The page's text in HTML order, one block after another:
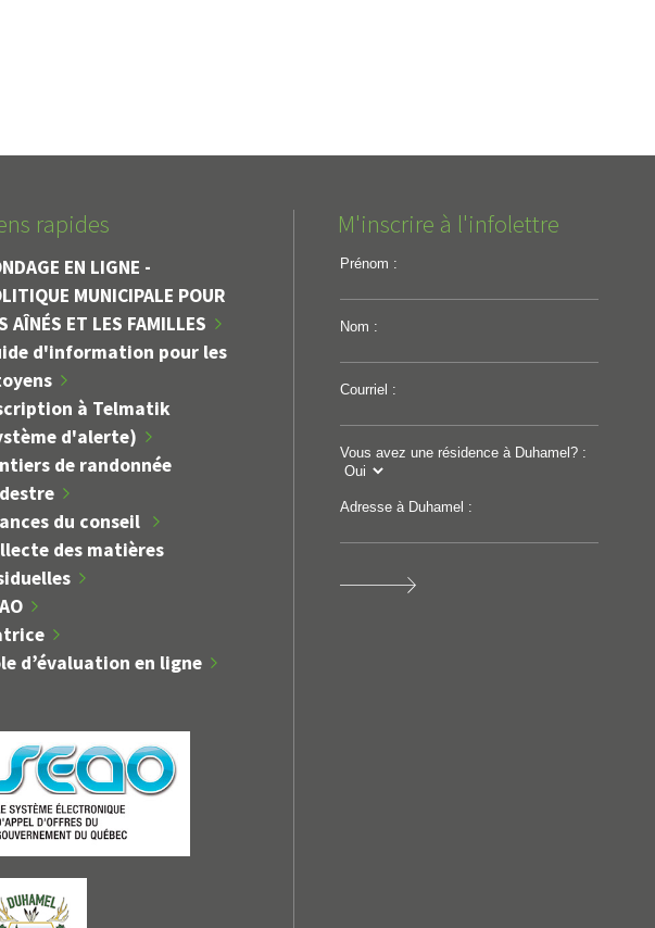
rapides
EN LIGNE -
MUNICIPALE POUR
AÎNÉS ET LES FAMILLES
d'information pour les
à Telmatik
d'alerte)
de randonnée
du conseil
des matières
d’évaluation en ligne
M'inscrire à l'infolettre
Prénom :
Nom :
Courriel :
Vous avez une résidence à Duhamel? :
Adresse à Duhamel :